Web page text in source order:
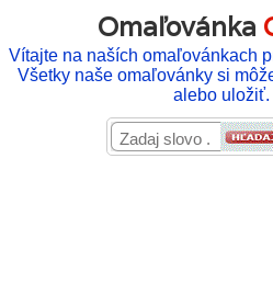
Omaľovánka
Vítajte na naších omaľovánkach
Všetky naše omaľovánky si
alebo uložiť.